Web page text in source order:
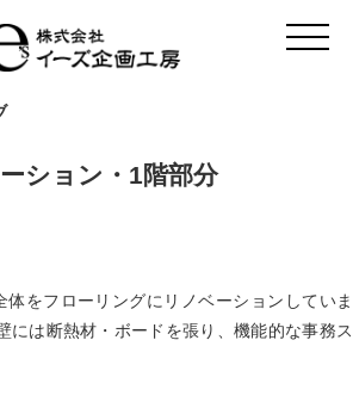
t
o
n
ション・1階部分
体をフローリングにリノベーションしていま
には断熱材・ボードを張り、機能的な事務ス